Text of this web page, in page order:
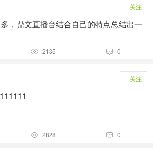
+ 关注
，鼎文直播台结合自己的特点总结出一
 2135  0
+ 关注
 2828  0